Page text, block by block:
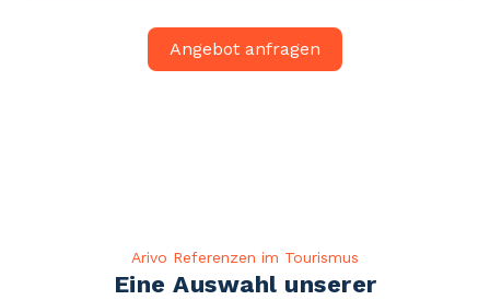
Angebot anfragen
Arivo Referenzen im Tourismus
Eine Auswahl unserer